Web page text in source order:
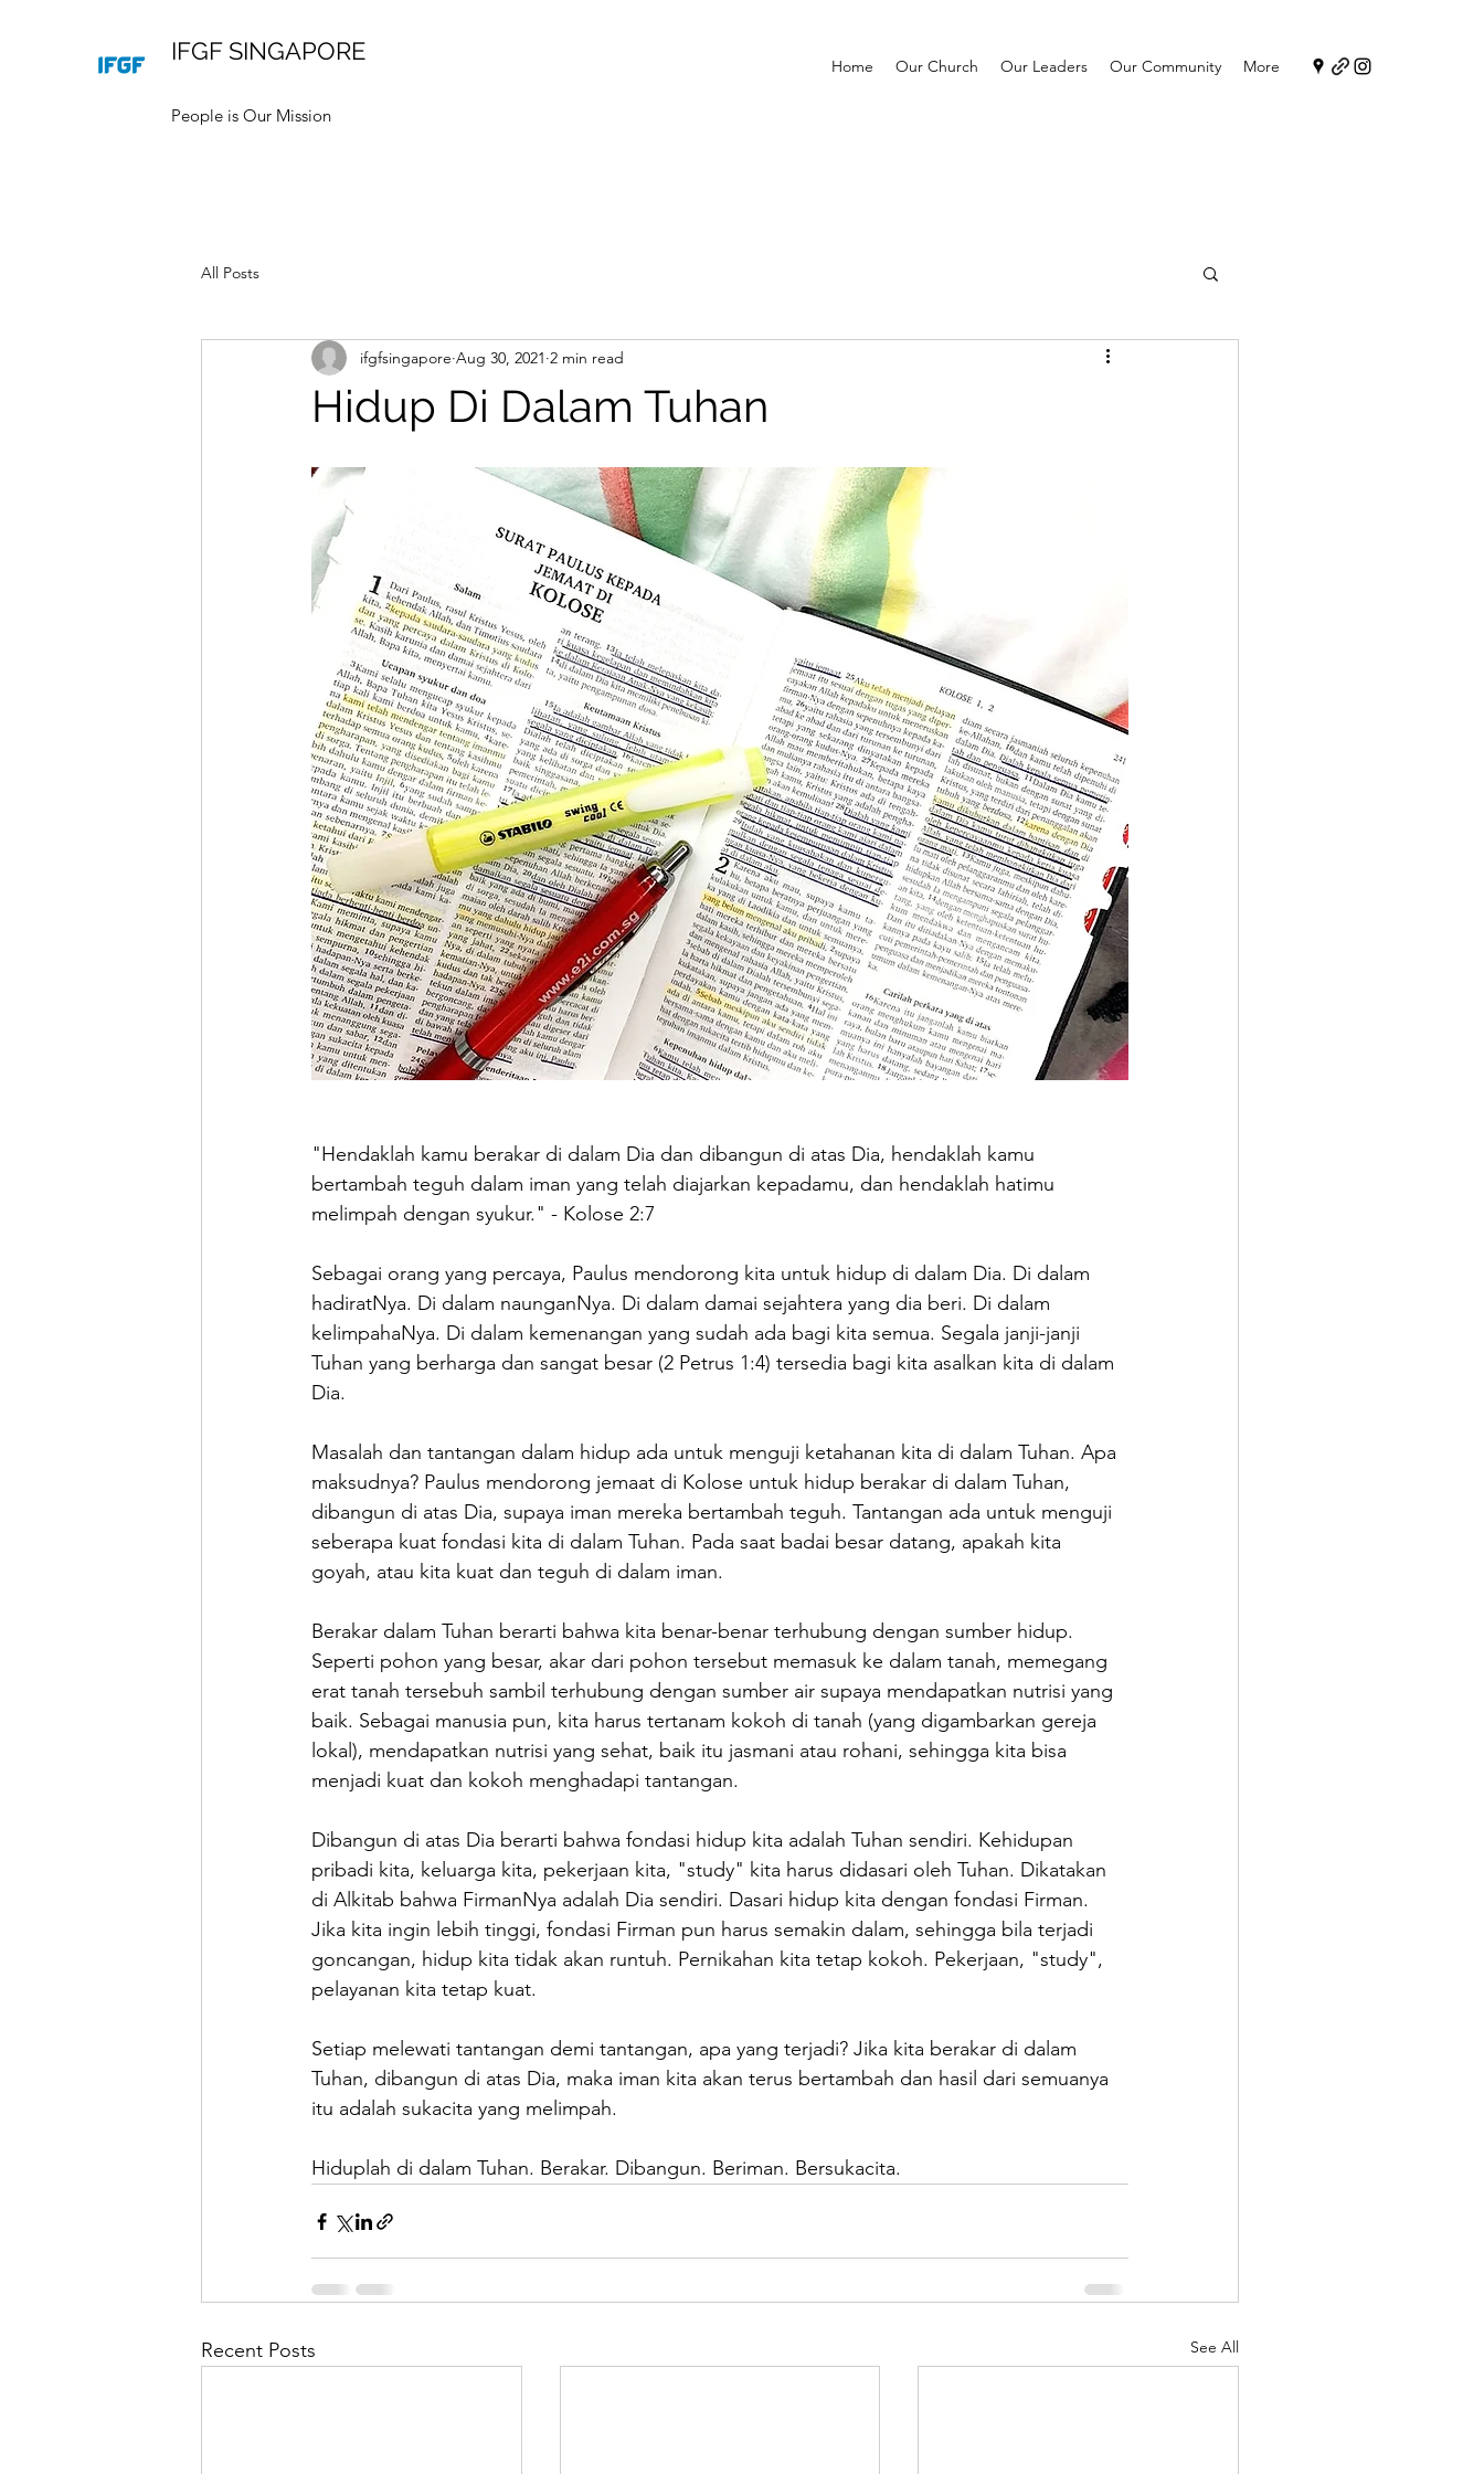
IFGF SINGAPORE
People is Our Mission
Home Our Church Our Leaders Our Community More
All Posts
Hidup Di Dalam Tuhan
ifgfsingapore Aug 30, 2021 2 min read
"Hendaklah kamu berakar di dalam Dia dan dibangun di atas Dia, hendaklah kamu
bertambah teguh dalam iman yang telah diajarkan kepadamu, dan hendaklah hatimu
melimpah dengan syukur." - Kolose 2:7
Sebagai orang yang percaya, Paulus mendorong kita untuk hidup di dalam Dia. Di dalam
hadiratNya. Di dalam naunganNya. Di dalam damai sejahtera yang dia beri. Di dalam
kelimpahaNya. Di dalam kemenangan yang sudah ada bagi kita semua. Segala janji-janji
Tuhan yang berharga dan sangat besar (2 Petrus 1:4) tersedia bagi kita asalkan kita di dalam
Dia.
Masalah dan tantangan dalam hidup ada untuk menguji ketahanan kita di dalam Tuhan. Apa
maksudnya? Paulus mendorong jemaat di Kolose untuk hidup berakar di dalam Tuhan,
dibangun di atas Dia, supaya iman mereka bertambah teguh. Tantangan ada untuk menguji
seberapa kuat fondasi kita di dalam Tuhan. Pada saat badai besar datang, apakah kita
goyah, atau kita kuat dan teguh di dalam iman.
Berakar dalam Tuhan berarti bahwa kita benar-benar terhubung dengan sumber hidup.
Seperti pohon yang besar, akar dari pohon tersebut memasuk ke dalam tanah, memegang
erat tanah tersebuh sambil terhubung dengan sumber air supaya mendapatkan nutrisi yang
baik. Sebagai manusia pun, kita harus tertanam kokoh di tanah (yang digambarkan gereja
lokal), mendapatkan nutrisi yang sehat, baik itu jasmani atau rohani, sehingga kita bisa
menjadi kuat dan kokoh menghadapi tantangan.
Dibangun di atas Dia berarti bahwa fondasi hidup kita adalah Tuhan sendiri. Kehidupan
pribadi kita, keluarga kita, pekerjaan kita, "study" kita harus didasari oleh Tuhan. Dikatakan
di Alkitab bahwa FirmanNya adalah Dia sendiri. Dasari hidup kita dengan fondasi Firman.
Jika kita ingin lebih tinggi, fondasi Firman pun harus semakin dalam, sehingga bila terjadi
goncangan, hidup kita tidak akan runtuh. Pernikahan kita tetap kokoh. Pekerjaan, "study",
pelayanan kita tetap kuat.
Setiap melewati tantangan demi tantangan, apa yang terjadi? Jika kita berakar di dalam
Tuhan, dibangun di atas Dia, maka iman kita akan terus bertambah dan hasil dari semuanya
itu adalah sukacita yang melimpah.
Hiduplah di dalam Tuhan. Berakar. Dibangun. Beriman. Bersukacita.
Recent Posts See All